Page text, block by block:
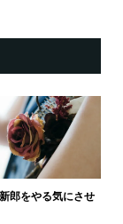
郎をやる気にさせ